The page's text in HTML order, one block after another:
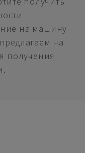
на машину
на
получения